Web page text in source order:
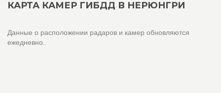
КАРТА КАМЕР ГИБДД В НЕРЮНГРИ
Данные о расположении радаров и камер обновляются
ежедневно.